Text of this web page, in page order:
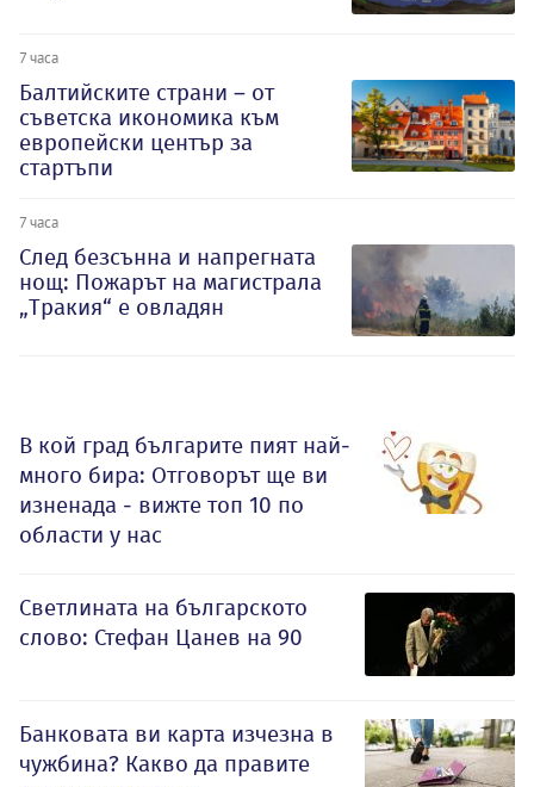
7 часа
Балтийските страни – от
съветска икономика към
европейски център за
стартъпи
7 часа
След безсънна и напрегната
нощ: Пожарът на магистрала
„Тракия“ е овладян
В кой град българите пият най-
много бира: Отговорът ще ви
изненада - вижте топ 10 по
области у нас
Светлината на българското
слово: Стефан Цанев на 90
Банковата ви карта изчезна в
чужбина? Какво да правите